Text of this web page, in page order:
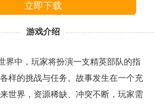
立即下载
界中，玩家将扮演一支精英部队的指
样的挑战与任务。故事发生在一个充
世界，资源稀缺、冲突不断，玩家需